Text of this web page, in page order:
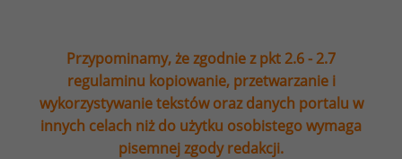
Przypominamy, że zgodnie z pkt 2.6 - 2.7
regulaminu kopiowanie, przetwarzanie i
wykorzystywanie tekstów oraz danych portalu w
innych celach niż do użytku osobistego wymaga
pisemnej zgody redakcji.